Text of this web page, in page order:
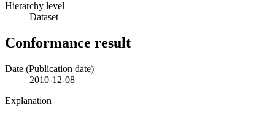
Hierarchy level
Dataset
Conformance result
Date (Publication date)
2010-12-08
Explanation